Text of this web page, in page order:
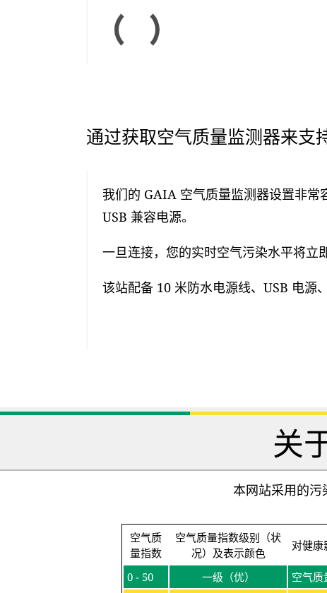
通过获取空气质量监测器来支
我们的 GAIA 空气质量监测器设置非
USB 兼容电源。
一旦连接，您的实时空气污染水平将立
该站配备 10 米防水电源线、USB 电源
关
本网站采用的污
空气质
量指数
空气质量指数级别（状
况）及表示颜色
对健康
0 - 50 一级（优） 空气质